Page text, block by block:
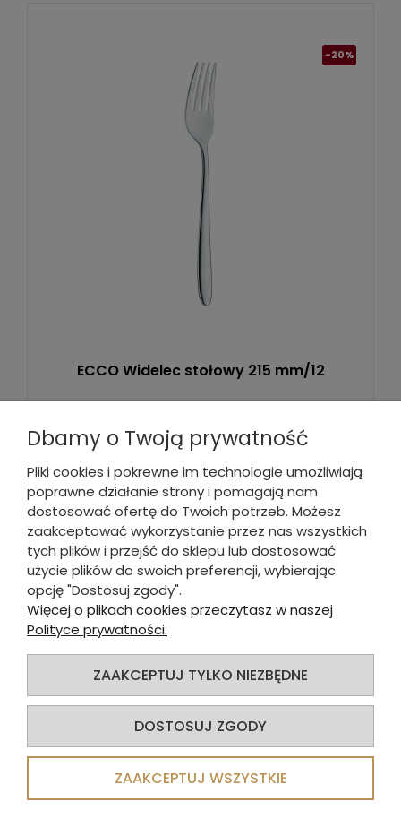
-20%
ECCO Widelec stołowy 215 mm/12
brutto: 19,19 zł 15,35 zł
netto: 15,60 zł 12,48 zł
DO KOSZYKA
Dbamy o Twoją prywatność
Pliki cookies i pokrewne im technologie umożliwiają
poprawne działanie strony i pomagają nam
dostosować ofertę do Twoich potrzeb. Możesz
zaakceptować wykorzystanie przez nas wszystkich
tych plików i przejść do sklepu lub dostosować
użycie plików do swoich preferencji, wybierając
opcję "Dostosuj zgody".
Więcej o plikach cookies przeczytasz w naszej
Polityce prywatności.
ZAAKCEPTUJ TYLKO NIEZBĘDNE
DOSTOSUJ ZGODY
ZAAKCEPTUJ WSZYSTKIE